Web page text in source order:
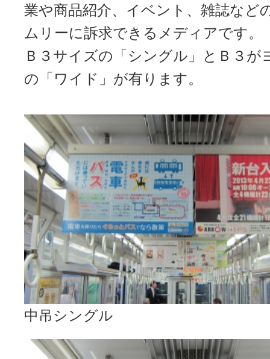
業や商品紹介、イベント、雑誌など
ムリーに訴求できるメディアです。
Ｂ３サイズの「シングル」とＢ３が
の「ワイド」が有ります。
中吊シングル